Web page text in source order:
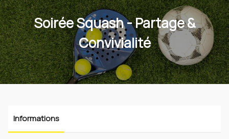
Soirée Squash - Partage &
Convivialité
Informations